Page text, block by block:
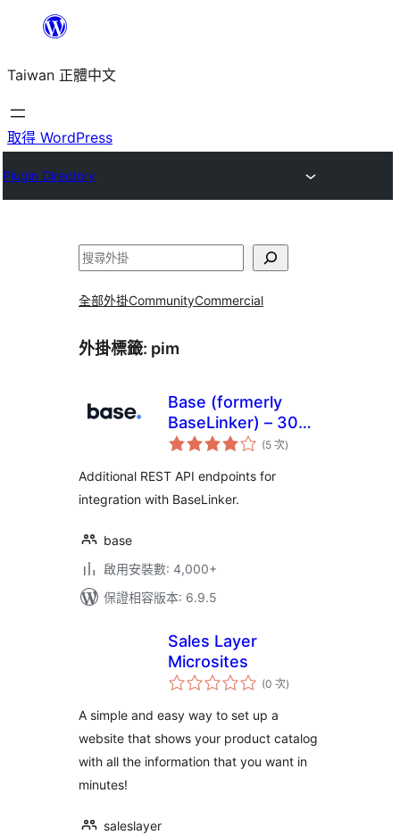
主
要
內
Taiwan 正體中文
取得 WordPress
Plugin Directory
搜
全部外掛CommunityCommercial
外掛標籤: pim
Base (formerly
BaseLinker) – 300+
marketplaces, 150+
OMS & WMS in one
(5 次評
分)
Additional REST API endpoints for
integration with BaseLinker.
base
啟用安裝數: 4,000+
保證相容版本: 6.9.5
Sales Layer
Microsites
(0 次評
分)
A simple and easy way to set up a
website that shows your product catalog
with all the information that you want in
minutes!
saleslayer